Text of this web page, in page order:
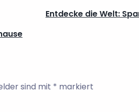
Entdecke die Welt:
sind mit * markiert